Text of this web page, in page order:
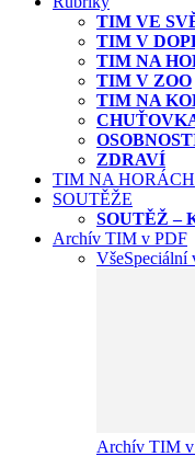
TIM VE
TIM V
TIM NA
TIM V ZOO
TIM NA
ZDRAVÍ
TIM NA HORÁCH
SOUTĚŽE
SOUTĚŽ –
Archív TIM v PDF
Vše
Archív TIM